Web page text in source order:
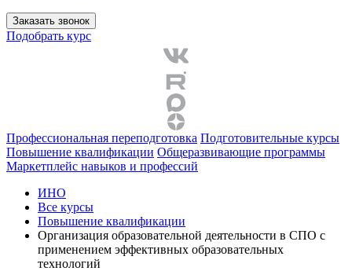
Заказать звонок
Подобрать курс
Профессиональная переподготовка Подготовительные курсы
Повышение квалификации Общеразвивающие программы
Маркетплейс навыков и профессий
ИНО
Все курсы
Повышение квалификации
Организация образовательной деятельности в СПО с
применением эффективных образовательных
технологий